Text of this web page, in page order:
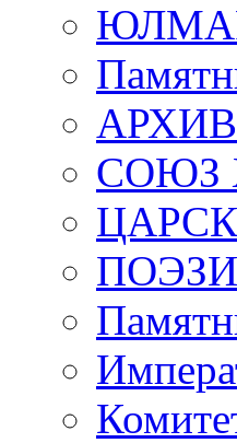
АРХИВ
СОЮЗ